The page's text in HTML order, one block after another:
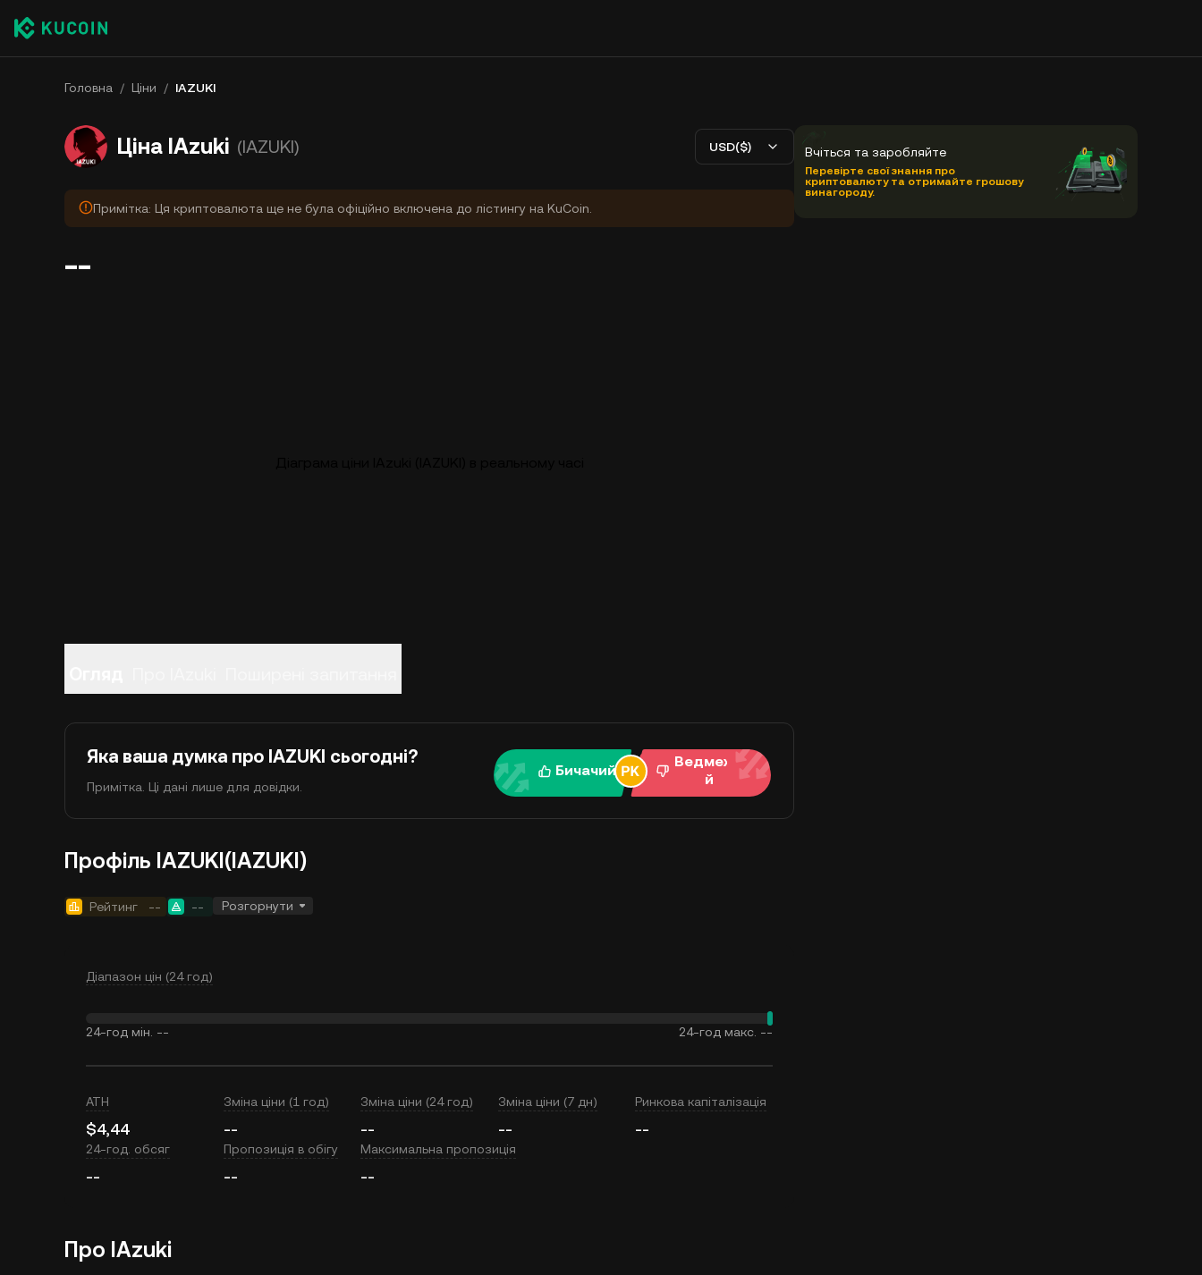
Головна / Ціни / IAZUKI
Ціна IAzuki (IAZUKI) USD($)
Примітка: Ця криптовалюта ще не була офіційно включена до лістингу на KuCoin.
--
Яка ваша думка про IAZUKI сьогодні?
Примітка. Ці дані лише для довідки.
Бичачий
Ведмежи
й
Профіль IAZUKI(IAZUKI)
Рейтинг -- -- Розгорнути
Діапазон цін (24 год)
24-год мін. -- 24-год макс. --
ATH
$4,44
Зміна ціни (1 год)
--
Зміна ціни (24 год)
--
Зміна ціни (7 дн)
--
Ринкова капіталізація
--
24-год. обсяг
--
Пропозиція в обігу
--
Максимальна пропозиція
--
Про IAzuki
Вчіться та заробляйте
Перевірте свої знання про
криптовалюту та отримайте грошову
винагороду.